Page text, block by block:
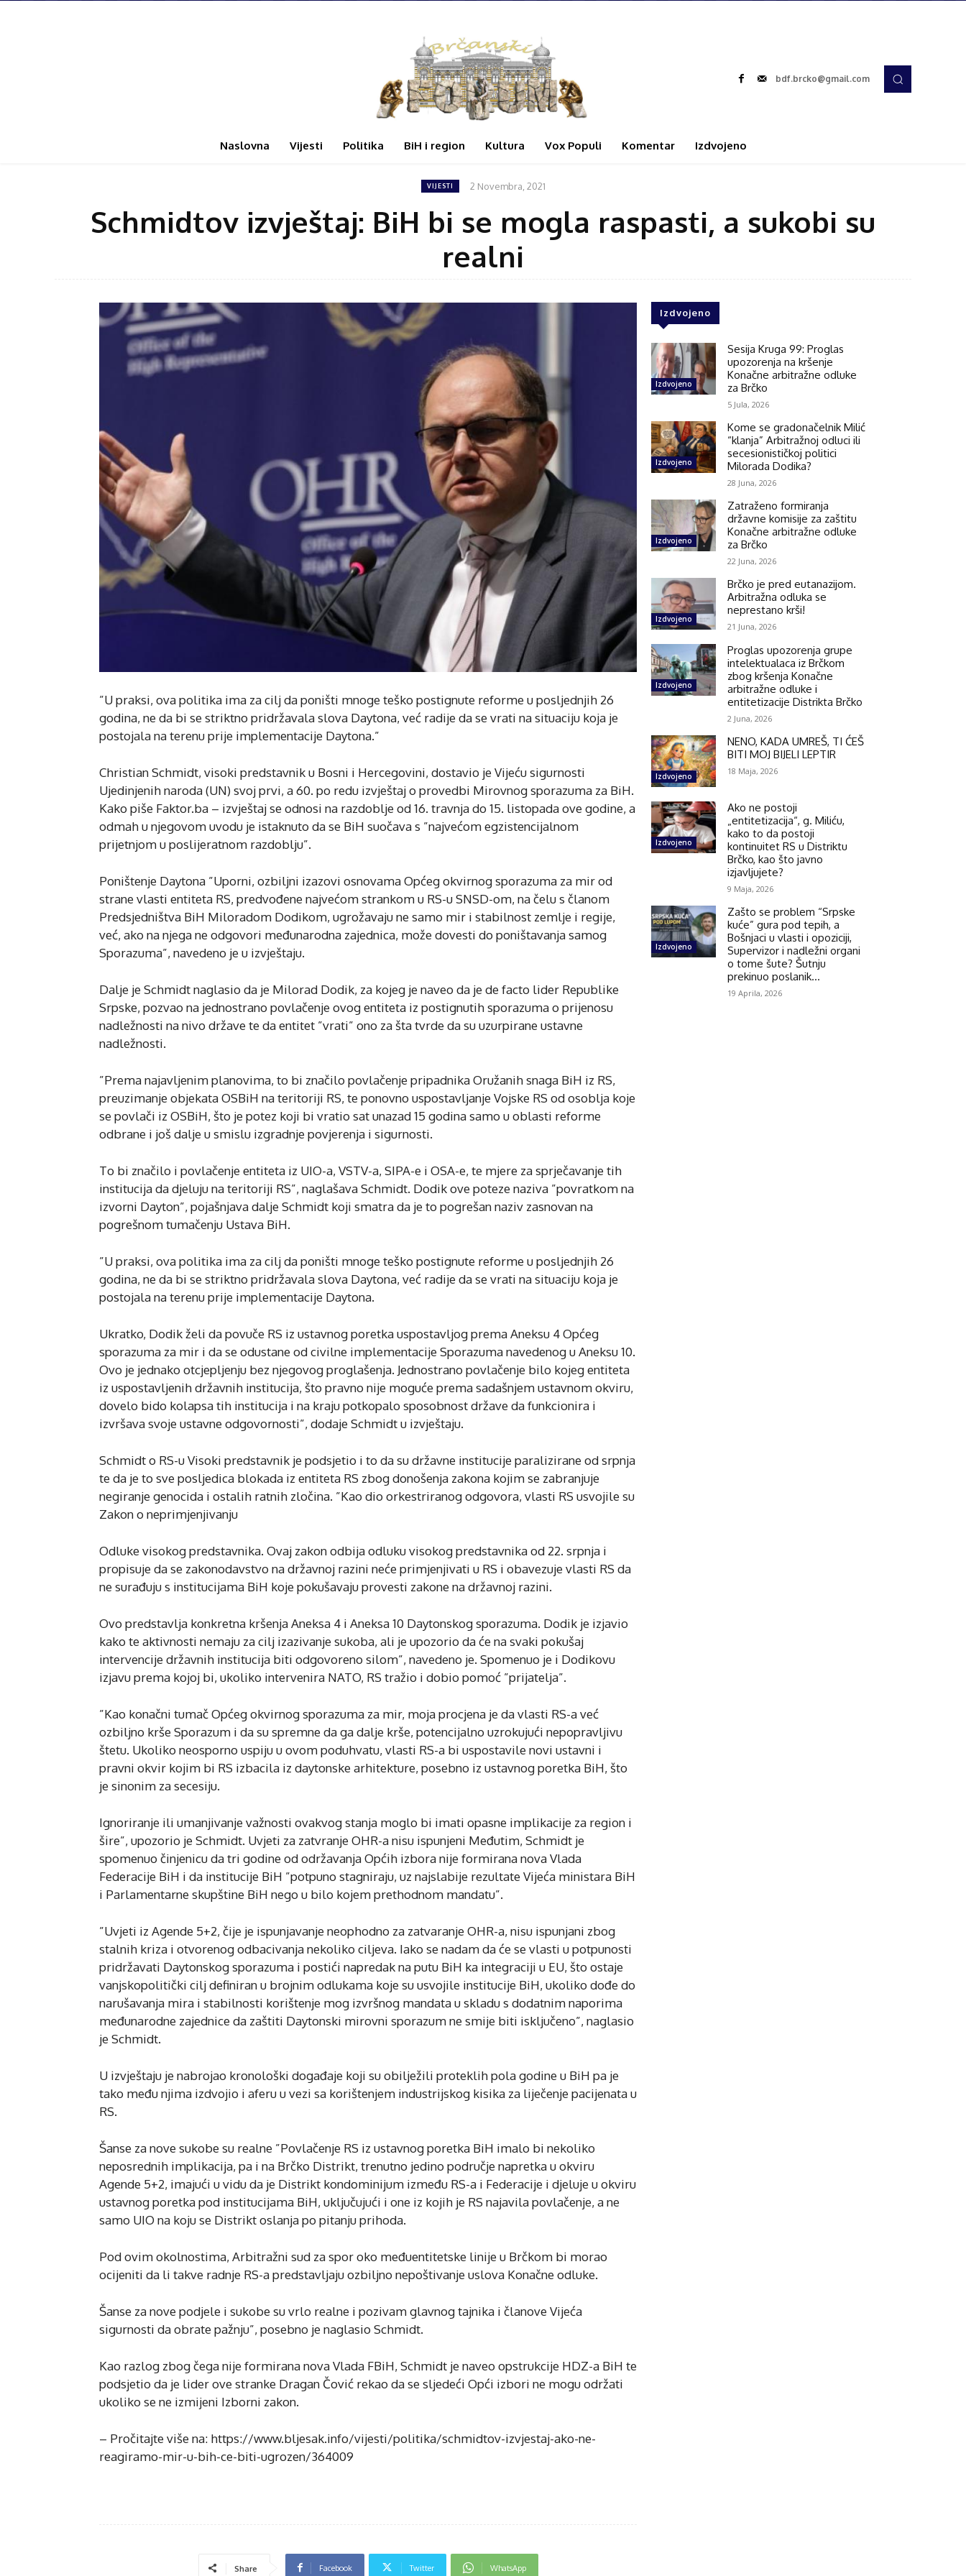
bdf.brcko@gmail.com
Naslovna Vijesti Politika BiH i region Kultura Vox Populi Komentar Izdvojeno
VIJESTI 2 Novembra, 2021
Schmidtov izvještaj: BiH bi se mogla raspasti, a sukobi su
realni
”U praksi, ova politika ima za cilj da poništi mnoge teško postignute reforme u posljednjih 26
godina, ne da bi se striktno pridržavala slova Daytona, već radije da se vrati na situaciju koja je
postojala na terenu prije implementacije Daytona.”
Christian Schmidt, visoki predstavnik u Bosni i Hercegovini, dostavio je Vijeću sigurnosti
Ujedinjenih naroda (UN) svoj prvi, a 60. po redu izvještaj o provedbi Mirovnog sporazuma za BiH.
Kako piše Faktor.ba – izvještaj se odnosi na razdoblje od 16. travnja do 15. listopada ove godine, a
odmah u njegovom uvodu je istaknuto da se BiH suočava s ”najvećom egzistencijalnom
prijetnjom u poslijeratnom razdoblju”.
Poništenje Daytona ”Uporni, ozbiljni izazovi osnovama Općeg okvirnog sporazuma za mir od
strane vlasti entiteta RS, predvođene najvećom strankom u RS-u SNSD-om, na čelu s članom
Predsjedništva BiH Miloradom Dodikom, ugrožavaju ne samo mir i stabilnost zemlje i regije,
već, ako na njega ne odgovori međunarodna zajednica, može dovesti do poništavanja samog
Sporazuma”, navedeno je u izvještaju.
Dalje je Schmidt naglasio da je Milorad Dodik, za kojeg je naveo da je de facto lider Republike
Srpske, pozvao na jednostrano povlačenje ovog entiteta iz postignutih sporazuma o prijenosu
nadležnosti na nivo države te da entitet ”vrati” ono za šta tvrde da su uzurpirane ustavne
nadležnosti.
”Prema najavljenim planovima, to bi značilo povlačenje pripadnika Oružanih snaga BiH iz RS,
preuzimanje objekata OSBiH na teritoriji RS, te ponovno uspostavljanje Vojske RS od osoblja koje
se povlači iz OSBiH, što je potez koji bi vratio sat unazad 15 godina samo u oblasti reforme
odbrane i još dalje u smislu izgradnje povjerenja i sigurnosti.
To bi značilo i povlačenje entiteta iz UIO-a, VSTV-a, SIPA-e i OSA-e, te mjere za sprječavanje tih
institucija da djeluju na teritoriji RS”, naglašava Schmidt. Dodik ove poteze naziva ”povratkom na
izvorni Dayton”, pojašnjava dalje Schmidt koji smatra da je to pogrešan naziv zasnovan na
pogrešnom tumačenju Ustava BiH.
”U praksi, ova politika ima za cilj da poništi mnoge teško postignute reforme u posljednjih 26
godina, ne da bi se striktno pridržavala slova Daytona, već radije da se vrati na situaciju koja je
postojala na terenu prije implementacije Daytona.
Ukratko, Dodik želi da povuče RS iz ustavnog poretka uspostavljog prema Aneksu 4 Općeg
sporazuma za mir i da se odustane od civilne implementacije Sporazuma navedenog u Aneksu 10.
Ovo je jednako otcjepljenju bez njegovog proglašenja. Jednostrano povlačenje bilo kojeg entiteta
iz uspostavljenih državnih institucija, što pravno nije moguće prema sadašnjem ustavnom okviru,
dovelo bido kolapsa tih institucija i na kraju potkopalo sposobnost države da funkcionira i
izvršava svoje ustavne odgovornosti”, dodaje Schmidt u izvještaju.
Schmidt o RS-u Visoki predstavnik je podsjetio i to da su državne institucije paralizirane od srpnja
te da je to sve posljedica blokada iz entiteta RS zbog donošenja zakona kojim se zabranjuje
negiranje genocida i ostalih ratnih zločina. ”Kao dio orkestriranog odgovora, vlasti RS usvojile su
Zakon o neprimjenjivanju
Odluke visokog predstavnika. Ovaj zakon odbija odluku visokog predstavnika od 22. srpnja i
propisuje da se zakonodavstvo na državnoj razini neće primjenjivati u RS i obavezuje vlasti RS da
ne surađuju s institucijama BiH koje pokušavaju provesti zakone na državnoj razini.
Ovo predstavlja konkretna kršenja Aneksa 4 i Aneksa 10 Daytonskog sporazuma. Dodik je izjavio
kako te aktivnosti nemaju za cilj izazivanje sukoba, ali je upozorio da će na svaki pokušaj
intervencije državnih institucija biti odgovoreno silom”, navedeno je. Spomenuo je i Dodikovu
izjavu prema kojoj bi, ukoliko intervenira NATO, RS tražio i dobio pomoć ”prijatelja”.
”Kao konačni tumač Općeg okvirnog sporazuma za mir, moja procjena je da vlasti RS-a već
ozbiljno krše Sporazum i da su spremne da ga dalje krše, potencijalno uzrokujući nepopravljivu
štetu. Ukoliko neosporno uspiju u ovom poduhvatu, vlasti RS-a bi uspostavile novi ustavni i
pravni okvir kojim bi RS izbacila iz daytonske arhitekture, posebno iz ustavnog poretka BiH, što
je sinonim za secesiju.
Ignoriranje ili umanjivanje važnosti ovakvog stanja moglo bi imati opasne implikacije za region i
šire”, upozorio je Schmidt. Uvjeti za zatvranje OHR-a nisu ispunjeni Međutim, Schmidt je
spomenuo činjenicu da tri godine od održavanja Općih izbora nije formirana nova Vlada
Federacije BiH i da institucije BiH ”potpuno stagniraju, uz najslabije rezultate Vijeća ministara BiH
i Parlamentarne skupštine BiH nego u bilo kojem prethodnom mandatu”.
”Uvjeti iz Agende 5+2, čije je ispunjavanje neophodno za zatvaranje OHR-a, nisu ispunjani zbog
stalnih kriza i otvorenog odbacivanja nekoliko ciljeva. Iako se nadam da će se vlasti u potpunosti
pridržavati Daytonskog sporazuma i postići napredak na putu BiH ka integraciji u EU, što ostaje
vanjskopolitički cilj definiran u brojnim odlukama koje su usvojile institucije BiH, ukoliko dođe do
narušavanja mira i stabilnosti korištenje mog izvršnog mandata u skladu s dodatnim naporima
međunarodne zajednice da zaštiti Daytonski mirovni sporazum ne smije biti isključeno”, naglasio
je Schmidt.
U izvještaju je nabrojao kronološki događaje koji su obilježili proteklih pola godine u BiH pa je
tako među njima izdvojio i aferu u vezi sa korištenjem industrijskog kisika za liječenje pacijenata u
RS.
Šanse za nove sukobe su realne ”Povlačenje RS iz ustavnog poretka BiH imalo bi nekoliko
neposrednih implikacija, pa i na Brčko Distrikt, trenutno jedino područje napretka u okviru
Agende 5+2, imajući u vidu da je Distrikt kondominijum između RS-a i Federacije i djeluje u okviru
ustavnog poretka pod institucijama BiH, uključujući i one iz kojih je RS najavila povlačenje, a ne
samo UIO na koju se Distrikt oslanja po pitanju prihoda.
Pod ovim okolnostima, Arbitražni sud za spor oko međuentitetske linije u Brčkom bi morao
ocijeniti da li takve radnje RS-a predstavljaju ozbiljno nepoštivanje uslova Konačne odluke.
Šanse za nove podjele i sukobe su vrlo realne i pozivam glavnog tajnika i članove Vijeća
sigurnosti da obrate pažnju”, posebno je naglasio Schmidt.
Kao razlog zbog čega nije formirana nova Vlada FBiH, Schmidt je naveo opstrukcije HDZ-a BiH te
podsjetio da je lider ove stranke Dragan Čović rekao da se sljedeći Opći izbori ne mogu održati
ukoliko se ne izmijeni Izborni zakon.
– Pročitajte više na: https://www.bljesak.info/vijesti/politika/schmidtov-izvjestaj-ako-ne-
reagiramo-mir-u-bih-ce-biti-ugrozen/364009
Share Facebook Twitter WhatsApp
Izdvojeno
Izdvojeno
Sesija Kruga 99: Proglas
upozorenja na kršenje
Konačne arbitražne odluke
za Brčko
5 Jula, 2026
Izdvojeno
Kome se gradonačelnik Milić
“klanja” Arbitražnoj odluci ili
secesionističkoj politici
Milorada Dodika?
28 Juna, 2026
Izdvojeno
Zatraženo formiranja
državne komisije za zaštitu
Konačne arbitražne odluke
za Brčko
22 Juna, 2026
Izdvojeno
Brčko je pred eutanazijom.
Arbitražna odluka se
neprestano krši!
21 Juna, 2026
Izdvojeno
Proglas upozorenja grupe
intelektualaca iz Brčkom
zbog kršenja Konačne
arbitražne odluke i
entitetizacije Distrikta Brčko
2 Juna, 2026
Izdvojeno
NENO, KADA UMREŠ, TI ĆEŠ
BITI MOJ BIJELI LEPTIR
18 Maja, 2026
Izdvojeno
Ako ne postoji
„entitetizacija“, g. Miliću,
kako to da postoji
kontinuitet RS u Distriktu
Brčko, kao što javno
izjavljujete?
9 Maja, 2026
Izdvojeno
Zašto se problem “Srpske
kuće” gura pod tepih, a
Bošnjaci u vlasti i opoziciji,
Supervizor i nadležni organi
o tome šute? Šutnju
prekinuo poslanik...
19 Aprila, 2026